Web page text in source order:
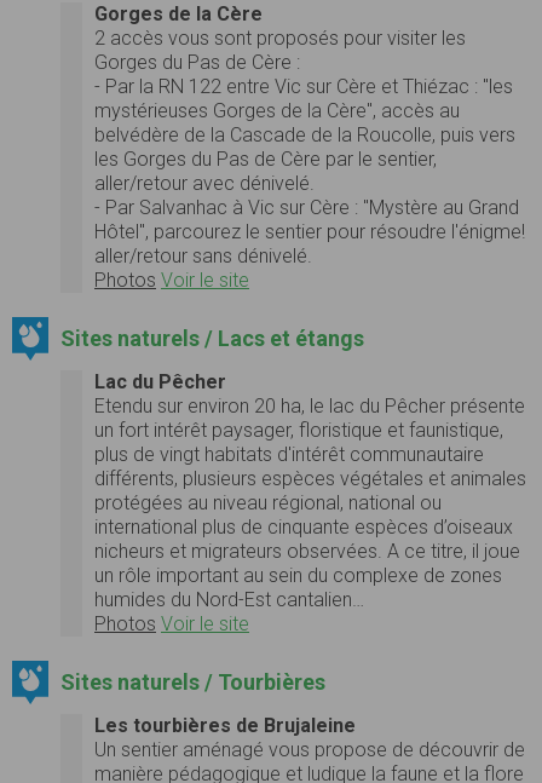
Gorges de la Cère
2 accès vous sont proposés pour visiter les
Gorges du Pas de Cère :
- Par la RN 122 entre Vic sur Cère et Thiézac : "les
mystérieuses Gorges de la Cère", accès au
belvédère de la Cascade de la Roucolle, puis vers
les Gorges du Pas de Cère par le sentier,
aller/retour avec dénivelé.
- Par Salvanhac à Vic sur Cère : "Mystère au Grand
Hôtel", parcourez le sentier pour résoudre l'énigme!
aller/retour sans dénivelé.
Photos Voir le site
Sites naturels / Lacs et étangs
Lac du Pêcher
Etendu sur environ 20 ha, le lac du Pêcher présente
un fort intérêt paysager, floristique et faunistique,
plus de vingt habitats d'intérêt communautaire
différents, plusieurs espèces végétales et animales
protégées au niveau régional, national ou
international plus de cinquante espèces d’oiseaux
nicheurs et migrateurs observées. A ce titre, il joue
un rôle important au sein du complexe de zones
humides du Nord-Est cantalien…
Photos Voir le site
Sites naturels / Tourbières
Les tourbières de Brujaleine
Un sentier aménagé vous propose de découvrir de
manière pédagogique et ludique la faune et la flore